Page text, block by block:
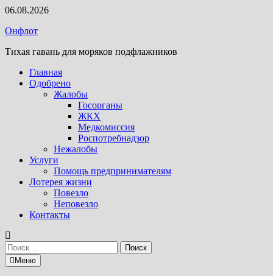
Перейти
содержимому
06.08.2026
Онфлот
Тихая гавань для моряков подфлажников
Главная
Одобрено
Жалобы
Госорганы
ЖКХ
Медкомиссия
Роспотребнадзор
Нежалобы
Услуги
Помощь предпринимателям
Лотерея жизни
Повезло
Неповезло
Контакты
Найти:
Меню